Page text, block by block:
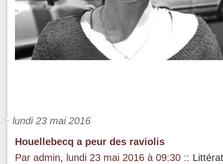
lundi 23 mai 2016
Houellebecq a peur des raviolis
Par admin, lundi 23 mai 2016 à 09:30 ::